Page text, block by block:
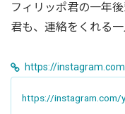
フィリッポ君の一年
君も、連絡をくれる一
https://
https://instagram.com/